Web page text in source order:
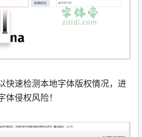
快速检测本地字体版权情况，进
侵权风险！